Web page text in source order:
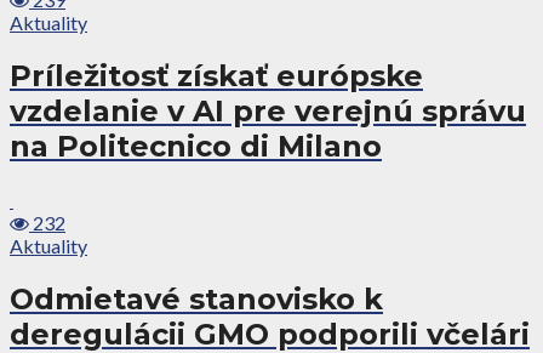
Aktuality
Príležitosť získať európske
vzdelanie v AI pre verejnú správu
na Politecnico di Milano
232
Aktuality
Odmietavé stanovisko k
deregulácii GMO podporili včelári